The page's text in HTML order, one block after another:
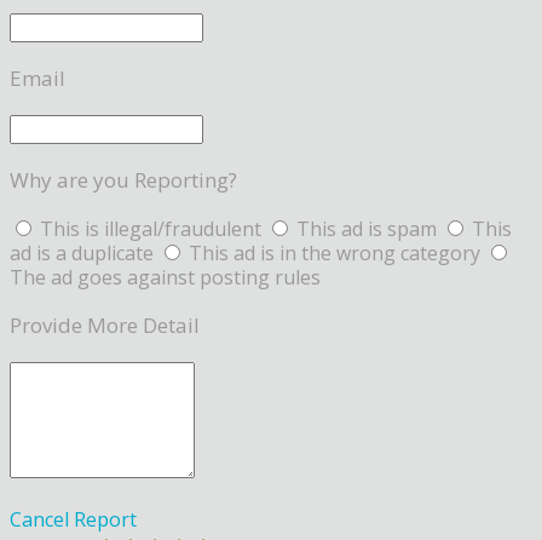
Email
Why are you Reporting?
This is illegal/fraudulent This ad is spam
This
ad is a duplicate
This ad is in the wrong category
The ad goes against posting rules
Provide More Detail
Cancel Report